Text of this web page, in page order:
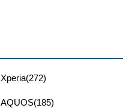
Xperia(272)
AQUOS(185)